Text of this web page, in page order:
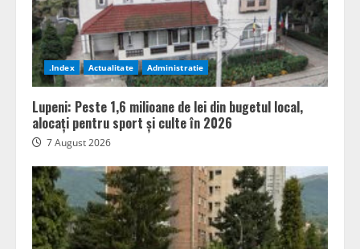
.Index Actualitate Administratie
Lupeni: Peste 1,6 milioane de lei din bugetul local,
alocați pentru sport și culte în 2026
7 August 2026